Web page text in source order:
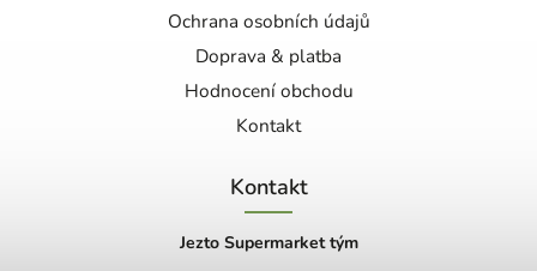
Ochrana osobních údajů
Doprava & platba
Hodnocení obchodu
Kontakt
Kontakt
Jezto Supermarket tým